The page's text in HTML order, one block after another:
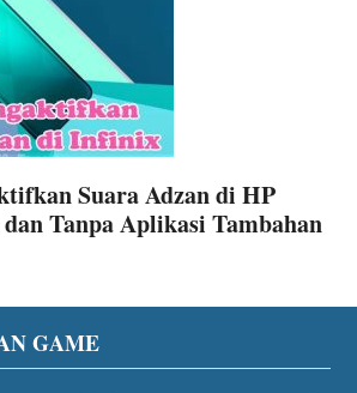
Suara Adzan di HP
Tanpa Aplikasi Tambahan
GAME